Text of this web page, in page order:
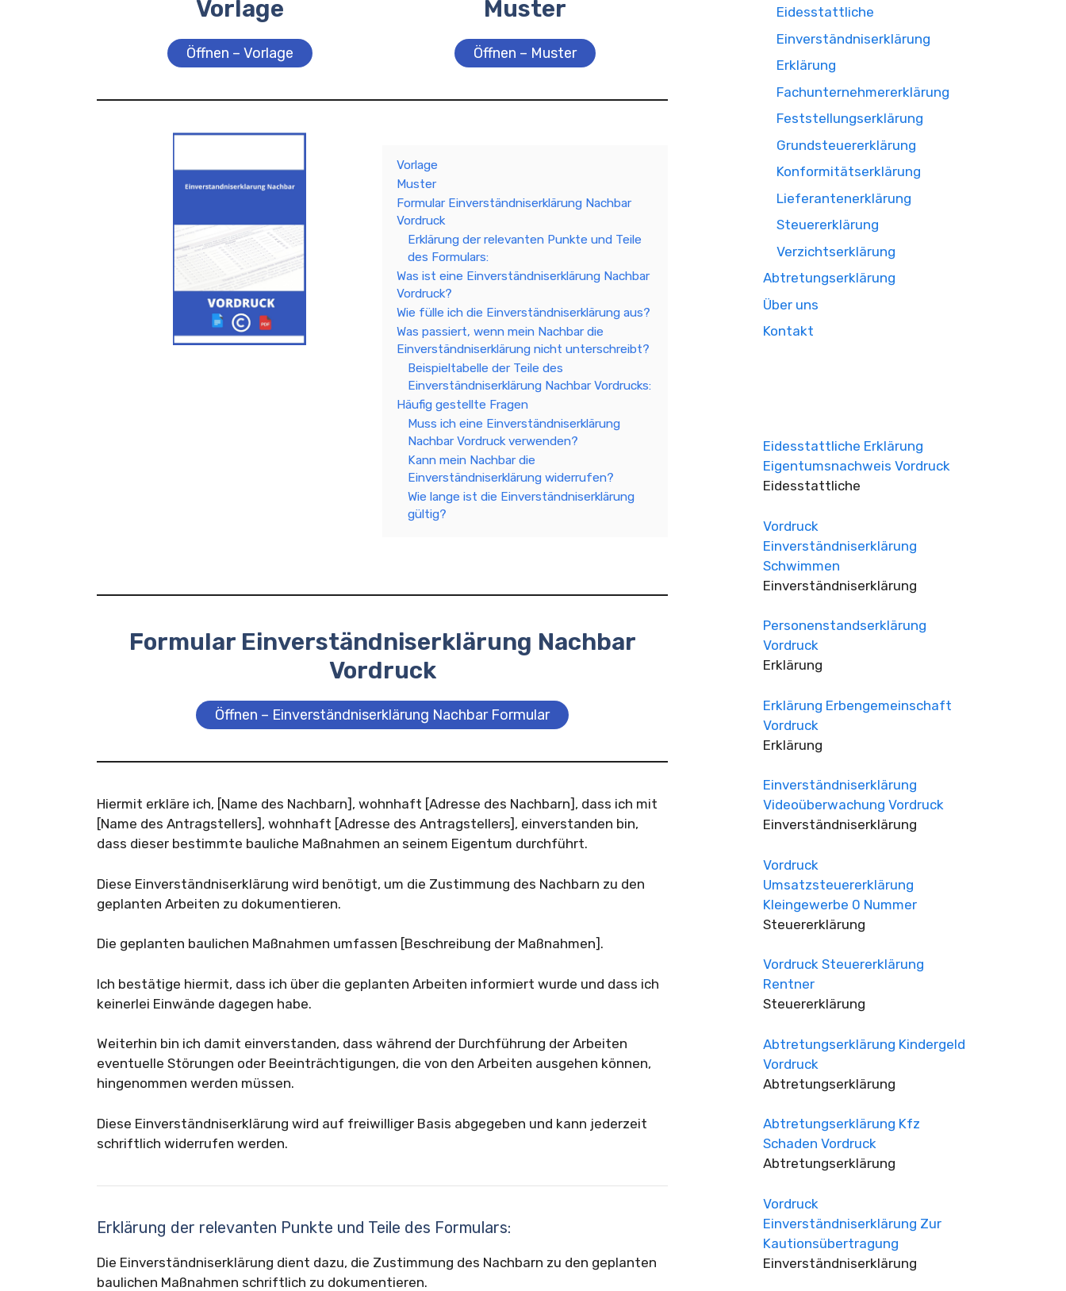
Vorlage
Öffnen – Vorlage
Muster
Öffnen – Muster
Vorlage
Muster
Formular Einverständniserklärung Nachbar
Vordruck
Erklärung der relevanten Punkte und Teile
des Formulars:
Was ist eine Einverständniserklärung Nachbar
Vordruck?
Wie fülle ich die Einverständniserklärung aus?
Was passiert, wenn mein Nachbar die
Einverständniserklärung nicht unterschreibt?
Beispieltabelle der Teile des
Einverständniserklärung Nachbar Vordrucks:
Häufig gestellte Fragen
Muss ich eine Einverständniserklärung
Nachbar Vordruck verwenden?
Kann mein Nachbar die
Einverständniserklärung widerrufen?
Wie lange ist die Einverständniserklärung
gültig?
Formular Einverständniserklärung Nachbar
Vordruck
Öffnen – Einverständniserklärung Nachbar Formular
Hiermit erkläre ich, [Name des Nachbarn], wohnhaft [Adresse des Nachbarn], dass ich mit
[Name des Antragstellers], wohnhaft [Adresse des Antragstellers], einverstanden bin,
dass dieser bestimmte bauliche Maßnahmen an seinem Eigentum durchführt.
Diese Einverständniserklärung wird benötigt, um die Zustimmung des Nachbarn zu den
geplanten Arbeiten zu dokumentieren.
Die geplanten baulichen Maßnahmen umfassen [Beschreibung der Maßnahmen].
Ich bestätige hiermit, dass ich über die geplanten Arbeiten informiert wurde und dass ich
keinerlei Einwände dagegen habe.
Weiterhin bin ich damit einverstanden, dass während der Durchführung der Arbeiten
eventuelle Störungen oder Beeinträchtigungen, die von den Arbeiten ausgehen können,
hingenommen werden müssen.
Diese Einverständniserklärung wird auf freiwilliger Basis abgegeben und kann jederzeit
schriftlich widerrufen werden.
Erklärung der relevanten Punkte und Teile des Formulars:
Die Einverständniserklärung dient dazu, die Zustimmung des Nachbarn zu den geplanten
baulichen Maßnahmen schriftlich zu dokumentieren.
Eidesstattliche
Einverständniserklärung
Erklärung
Fachunternehmererklärung
Feststellungserklärung
Grundsteuererklärung
Konformitätserklärung
Lieferantenerklärung
Steuererklärung
Verzichtserklärung
Abtretungserklärung
Über uns
Kontakt
Eidesstattliche Erklärung
Eigentumsnachweis Vordruck
Eidesstattliche
Vordruck
Einverständniserklärung
Schwimmen
Einverständniserklärung
Personenstandserklärung
Vordruck
Erklärung
Erklärung Erbengemeinschaft
Vordruck
Erklärung
Einverständniserklärung
Videoüberwachung Vordruck
Einverständniserklärung
Vordruck
Umsatzsteuererklärung
Kleingewerbe 0 Nummer
Steuererklärung
Vordruck Steuererklärung
Rentner
Steuererklärung
Abtretungserklärung Kindergeld
Vordruck
Abtretungserklärung
Abtretungserklärung Kfz
Schaden Vordruck
Abtretungserklärung
Vordruck
Einverständniserklärung Zur
Kautionsübertragung
Einverständniserklärung